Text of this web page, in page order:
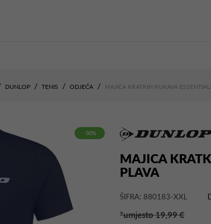
DUNLOP TENIS ODJEĆA MAJICA KRATKIH RUKAVA
-30%
MAJICA
PLAVA
ŠIFRA: 880183-XXL
*umjesto 19,99 €